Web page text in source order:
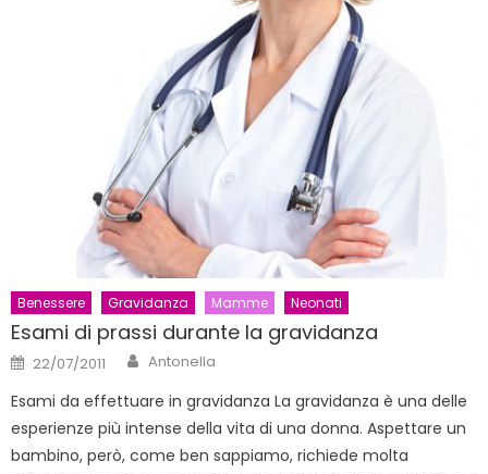
Benessere Gravidanza Mamme Neonati
Esami di prassi durante la gravidanza
Posted
on
22/07/2011 Author
Antonella
Esami da effettuare in gravidanza La gravidanza è una delle
esperienze più intense della vita di una donna. Aspettare un
bambino, però, come ben sappiamo, richiede molta